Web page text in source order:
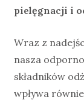
pielęgnacji i
Wraz z
nasza
składników
wpływa